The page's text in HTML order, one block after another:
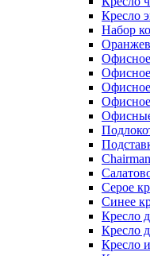
Кресло
Набор
Офисное
Офисное
Офисное
Серое
Синее
Кресло
Кресло
Кресло